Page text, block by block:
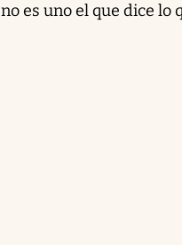
no es uno el que dice lo